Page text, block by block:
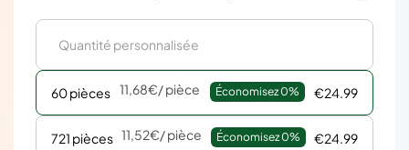
60 pièces 11,68€/ pièce Économisez 0% €24.99
721 pièces 11,52€/ pièce Économisez 0% €24.99